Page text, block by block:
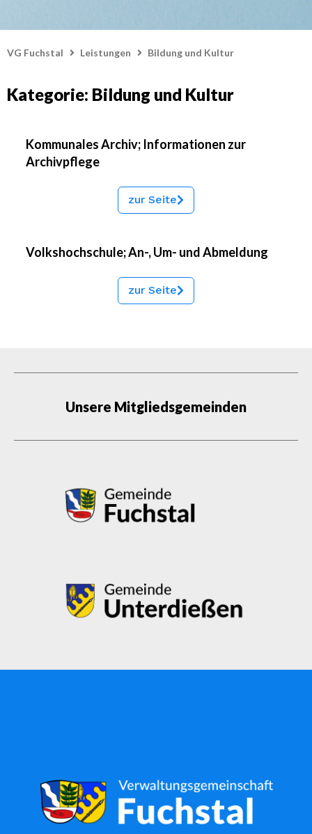
VG Fuchstal Leistungen Bildung und Kultur
Kategorie: Bildung und Kultur
Kommunales Archiv; Informationen zur
Archivpflege
zur Seite
Volkshochschule; An-, Um- und Abmeldung
zur Seite
Unsere Mitgliedsgemeinden